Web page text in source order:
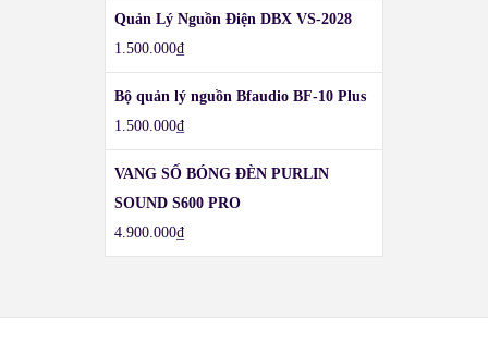
Quản Lý Nguồn Điện DBX VS-2028
1.500.000₫
Bộ quản lý nguồn Bfaudio BF-10 Plus
1.500.000₫
VANG SỐ BÓNG ĐÈN PURLIN
SOUND S600 PRO
4.900.000₫